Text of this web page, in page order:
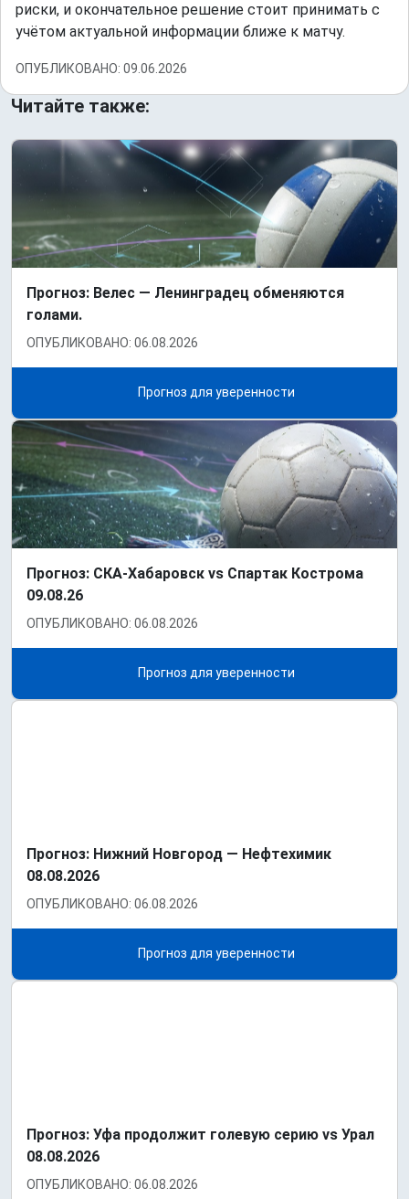
риски, и окончательное решение стоит принимать с
учётом актуальной информации ближе к матчу.
ОПУБЛИКОВАНО: 09.06.2026
Читайте также:
Прогноз: Велес — Ленинградец обменяются
голами.
ОПУБЛИКОВАНО: 06.08.2026
Прогноз для уверенности
Прогноз: СКА-Хабаровск vs Спартак Кострома
09.08.26
ОПУБЛИКОВАНО: 06.08.2026
Прогноз для уверенности
Прогноз: Нижний Новгород — Нефтехимик
08.08.2026
ОПУБЛИКОВАНО: 06.08.2026
Прогноз для уверенности
Прогноз: Уфа продолжит голевую серию vs Урал
08.08.2026
ОПУБЛИКОВАНО: 06.08.2026